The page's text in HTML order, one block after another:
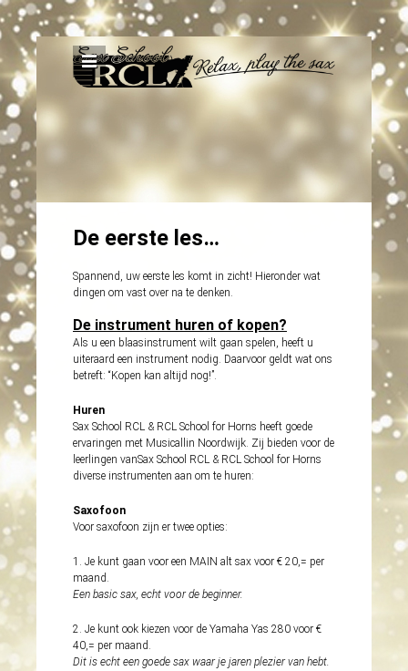
De eerste les…
Spannend, uw eerste les komt in zicht! Hieronder wat
dingen om vast over na te denken.
De instrument huren of kopen?
Als u een blaasinstrument wilt gaan spelen, heeft u
uiteraard een instrument nodig. Daarvoor geldt wat ons
betreft: “Kopen kan altijd nog!”.
Huren
Sax School RCL & RCL School for Horns heeft goede
ervaringen met Musicallin Noordwijk. Zij bieden voor de
leerlingen vanSax School RCL & RCL School for Horns
diverse instrumenten aan om te huren:
Saxofoon
Voor saxofoon zijn er twee opties:
1. Je kunt gaan voor een MAIN alt sax voor € 20,= per
maand.
Een basic sax, echt voor de beginner.
2. Je kunt ook kiezen voor de Yamaha Yas 280 voor €
40,= per maand.
Dit is echt een goede sax waar je jaren plezier van hebt.